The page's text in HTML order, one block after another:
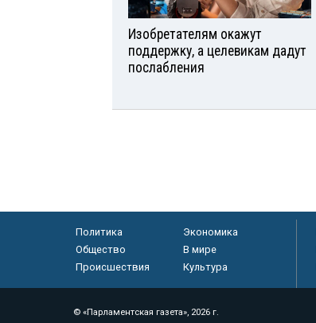
Изобретателям окажут
поддержку, а целевикам дадут
послабления
Политика
Экономика
Общество
В мире
Происшествия
Культура
© «Парламентская газета», 2026 г.